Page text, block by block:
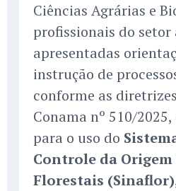
Ciências Agrárias e
profissionais do
apresentadas
instrução de
conforme as
Conama nº 510/
para o uso do
Controle da
Florestais (Sinaflor)